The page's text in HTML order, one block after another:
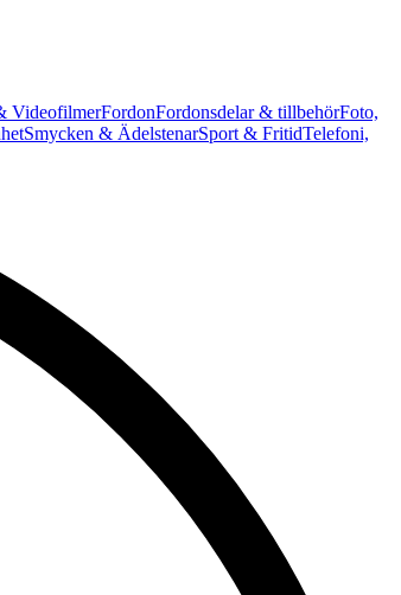
VideofilmerFordonFordonsdelar & tillbehörFoto,
Smycken & ÄdelstenarSport & FritidTelefoni,